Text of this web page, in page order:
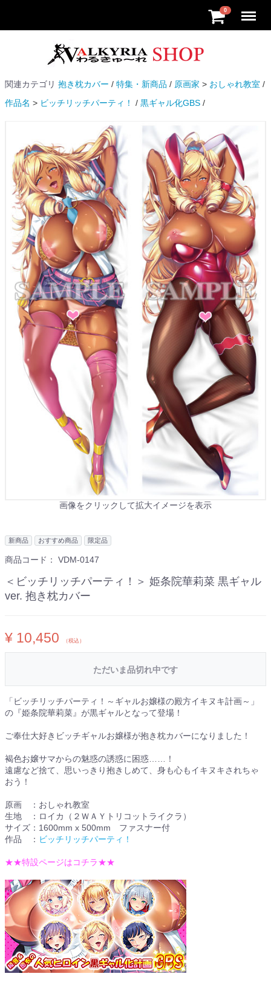
0
関連カテゴリ 抱き枕カバー 特集・新商品 原画家
おしゃれ教室
作品名
ビッチリッチパーティ！ 黒ギャル化GBS
画像をクリックして拡大イメージを表示
新商品 おすすめ商品 限定品
商品コード： VDM-0147
＜ビッチリッチパーティ！＞ 姫条院華莉菜 黒ギャル
ver. 抱き枕カバー
¥ 10,450 （税込）
ただいま品切れ中です
「ビッチリッチパーティ！～ギャルお嬢様の殿方イキヌキ計画～」
の『姫条院華莉菜』が黒ギャルとなって登場！
ご奉仕大好きビッチギャルお嬢様が抱き枕カバーになりました！
褐色お嬢サマからの魅惑の誘惑に困惑……！
遠慮など捨て、思いっきり抱きしめて、身も心もイキヌキされちゃ
おう！
原画 ：おしゃれ教室
生地 ：ロイカ（２ＷＡＹトリコットライクラ）
サイズ：1600mm x 500mm ファスナー付
作品 ： ビッチリッチパーティ！
★★特設ページはコチラ★★